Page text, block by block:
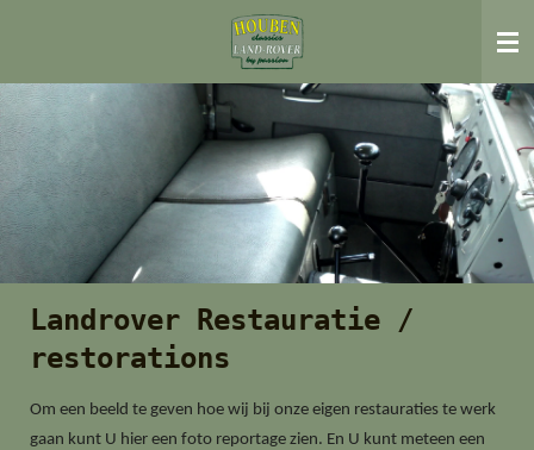
naar
de
hoofdinhoud
Landrover Restauratie /
restorations
Om een beeld te geven hoe wij bij onze eigen restauraties te werk
gaan kunt U hier een foto reportage zien. En U kunt meteen een